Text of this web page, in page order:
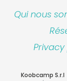
Qui nous
Koobcamp S.r.l